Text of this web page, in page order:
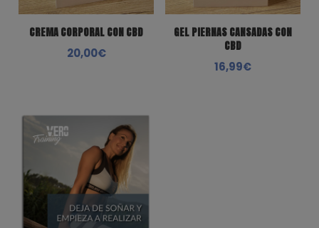
CREMA CORPORAL CON CBD
20,00€
GEL PIERNAS CANSADAS CON
CBD
16,99€